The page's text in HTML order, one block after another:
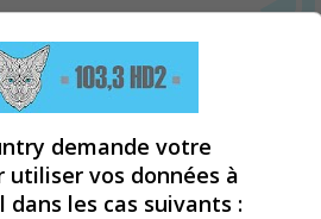
demande votre
vos données à
les cas suivants :